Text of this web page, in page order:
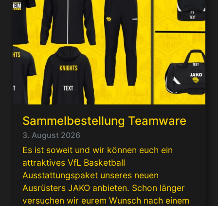
Sammelbestellung Teamware
3. August 2026
Es ist soweit und wir können euch ein
attraktives VfL Basketball
Ausstattungspaket unseres neuen
Ausrüsters JAKO anbieten. Schon länger
versuchen wir eurem Wunsch nach einem